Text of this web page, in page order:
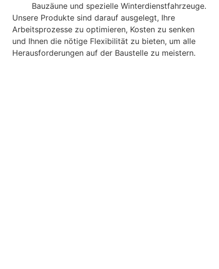
Bauzäune und spezielle Winterdienstfahrzeuge.
Unsere Produkte sind darauf ausgelegt, Ihre
Arbeitsprozesse zu optimieren, Kosten zu senken
und Ihnen die nötige Flexibilität zu bieten, um alle
Herausforderungen auf der Baustelle zu meistern.